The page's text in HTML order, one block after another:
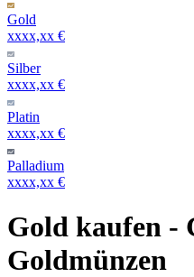
Gold
xxxx,xx €
Silber
xxxx,xx €
Platin
xxxx,xx €
Palladium
xxxx,xx €
Gold kaufen -
Goldmünzen